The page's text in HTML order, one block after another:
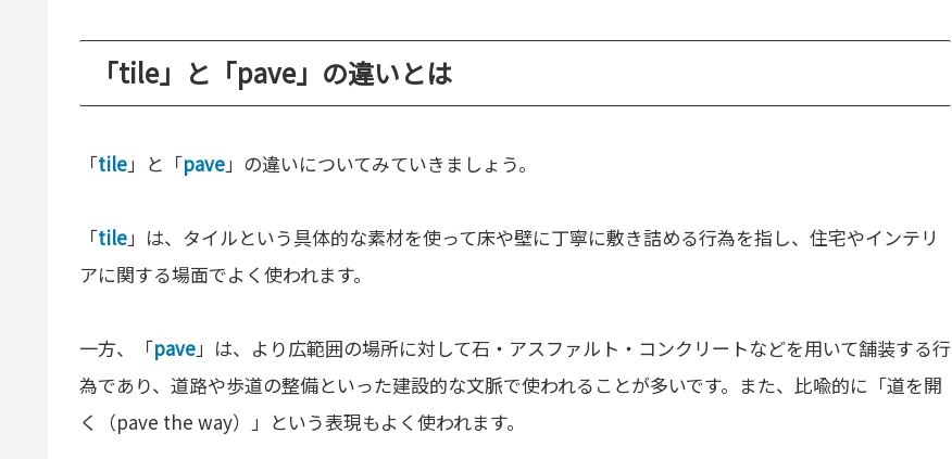
「tile」と「pave」の違いとは
「tile」と「pave」の違いについてみていきましょう。
「tile」は、タイルという具体的な素材を使って床や壁に丁寧に敷き詰める行為を指し、住宅やインテリ
アに関する場面でよく使われます。
一方、「pave」は、より広範囲の場所に対して石・アスファルト・コンクリートなどを用いて舗装する行
為であり、道路や歩道の整備といった建設的な文脈で使われることが多いです。また、比喩的に「道を開
く（pave the way）」という表現もよく使われます。